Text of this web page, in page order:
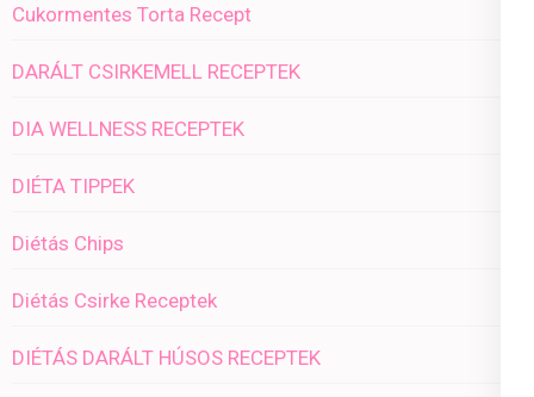
Cukormentes Torta Recept
DARÁLT CSIRKEMELL RECEPTEK
DIA WELLNESS RECEPTEK
DIÉTA TIPPEK
Diétás Chips
Diétás Csirke Receptek
DIÉTÁS DARÁLT HÚSOS RECEPTEK